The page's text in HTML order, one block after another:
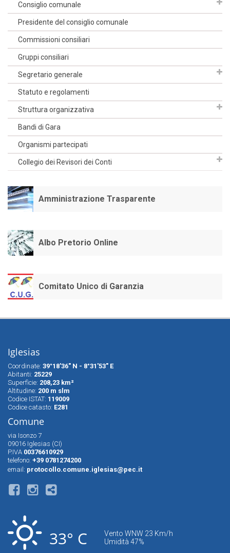
Consiglio comunale
Presidente del consiglio comunale
Commissioni consiliari
Gruppi consiliari
Segretario generale
Statuto e regolamenti
Struttura organizzativa
Bandi di Gara
Organismi partecipati
Collegio dei Revisori dei Conti
Amministrazione Trasparente
Albo Pretorio Online
Comitato Unico di Garanzia
Iglesias
Coordinate: 39°18'36" N - 8°31'53" E
Abitanti: 25229
Superfìcie: 208,23 km²
Altitudine: 200 m slm
Codice ISTAT: 119009
Codice catasto: E281
Comune
via Isonzo 7
09016 Iglesias (CI)
P.IVA 00376610929
telefono: +39 0781274200
email: protocollo.comune.iglesias@pec.it
33° C
Vento WNW 23 Km/h
Umidità 47%